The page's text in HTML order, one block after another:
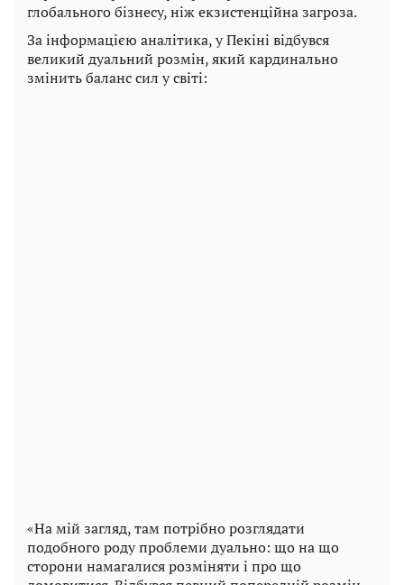
глобального бізнесу, ніж екзистенційна загроза.
За інформацією аналітика, у Пекіні відбувся
великий дуальний розмін, який кардинально
змінить баланс сил у світі:
«На мій загляд, там потрібно розглядати
подобного роду проблеми дуально: що на що
сторони намагалися розміняти і про що